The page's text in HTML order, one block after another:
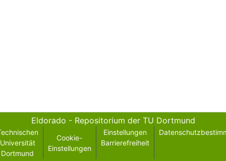
Eldorado - Repositorium der TU Dortmund
Universität
Dortmund
Cookie-
Einstellungen
Einstellungen
Barrierefreiheit